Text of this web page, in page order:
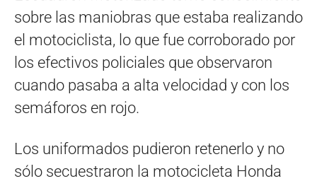
sobre las maniobras que estaba realizando
el motociclista, lo que fue corroborado por
los efectivos policiales que observaron
cuando pasaba a alta velocidad y con los
semáforos en rojo.
Los uniformados pudieron retenerlo y no
sólo secuestraron la motocicleta Honda